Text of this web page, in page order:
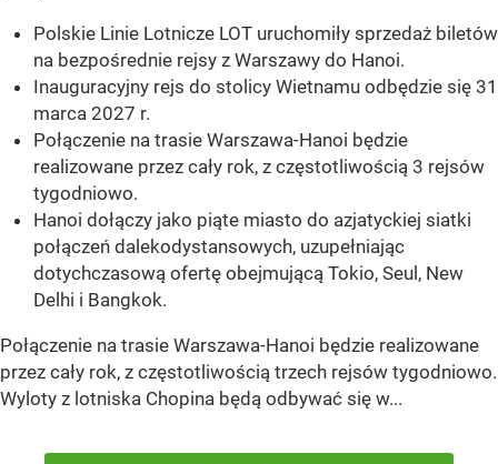
Polskie Linie Lotnicze LOT uruchomiły sprzedaż biletów
na bezpośrednie rejsy z Warszawy do Hanoi.
Inauguracyjny rejs do stolicy Wietnamu odbędzie się 31
marca 2027 r.
Połączenie na trasie Warszawa-Hanoi będzie
realizowane przez cały rok, z częstotliwością 3 rejsów
tygodniowo.
Hanoi dołączy jako piąte miasto do azjatyckiej siatki
połączeń dalekodystansowych, uzupełniając
dotychczasową ofertę obejmującą Tokio, Seul, New
Delhi i Bangkok.
Połączenie na trasie Warszawa-Hanoi będzie realizowane
przez cały rok, z częstotliwością trzech rejsów tygodniowo.
Wyloty z lotniska Chopina będą odbywać się w...